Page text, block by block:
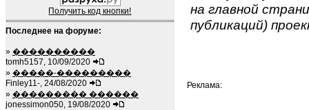
Получить код кнопки!
Последнее на форуме:
» ����������
tomh5157, 10/09/2020
» �����-���������
Finley11-, 24/08/2020
» ��������� ������
jonessimon050, 19/08/2020
на главной
публикаций)
Реклама: